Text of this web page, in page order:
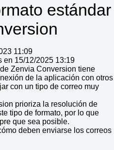
estándar
11:09
en 15/12/2025 13:19
Zenvia Conversion tiene
de la aplicación con otros
con un tipo de correo muy
prioriza la resolución de
tipo de formato, por lo que
que sea posible.
deben enviarse los correos